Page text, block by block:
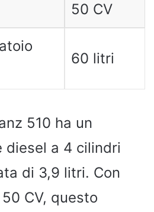
50 CV
60 litri
510 ha un
diesel a 4 cilindri
di 3,9 litri. Con
CV, questo